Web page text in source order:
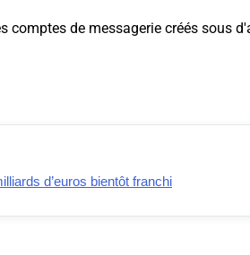
comptes de messagerie créés sous
d’euros bientôt franchi